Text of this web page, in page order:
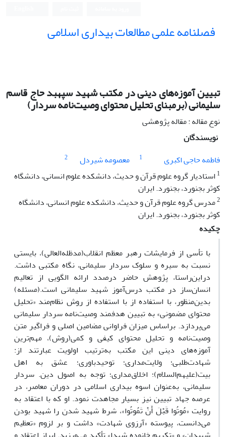
فصلنامه علمی مطالعات بیداری اسلامی
تبیین آموزه‌های دینی در مکتب شهید سپهبد حاج قاسم
سلیمانی (برمبنای تحلیل محتوای وصیت‌نامه سردار)
نوع مقاله : مقاله پژوهشی
نویسندگان
فاطمه حاجی اکبری
1 معصومه شیردل
2
1 استادیار گروه علوم قرآن و حدیث، دانشکده علوم انسانی، دانشگاه
کوثر بجنورد، بجنورد. ایران
2مدرس گروه علوم قرآن و حدیث، دانشکده علوم انسانی، دانشگاه
کوثر بجنورد، بجنورد. ایران
چکیده
با تأسی از فرمایشات رهبر معظم انقلاب(مدظله‌العالی)، بایستی
نسبت به سیره‌ و سلوک سردار سلیمانی، نگاه مکتبی داشت.
دراین‌راستا، پژوهش حاضر درصدد ارائه الگویی از تعالیم
انسان‌ساز در مکتب درس‌آموز شهید سلیمانی است.(مسئله)
بدین‌منظور، با استفاده از با استفاده از روش نظام‌مند «تحلیل
محتوای مضمونی» به تبیین هدفمند وصیت‌نامه سردار سلیمانی
می‌پردازد. براساس میزان فراوانی مضامین اصلی و فراگیر متن
وصیت‌نامه و تحلیل محتوای کیفی و کمی(روش)، مهم‌ترین
آموزه‌های دینی این مکتب به‌ترتیب اولویت عبارتند از:
شهادت‌طلبی؛ ولایت‌مداری؛ توحیدباوری؛ عشق به اهل
بیت(علیهم‌السلام)؛ اخلاق‌مداری؛ توجه به اصول دین. سردار
سلیمانی، به‌عنوان اسوه بیداری اسلامی در دوران معاصر، در
عرصه جهاد تبیین نیز بسیار مجاهدت نمود. او که با اعتقاد به
روایت «مُوتُوا قَبْلَ أَنْ تَمُوتُوا»، شرط شهید شدن را شهید بودن
می‌دانست، پیوسته «آرزوی شهادت» داشت و بر لزوم «تعظیم